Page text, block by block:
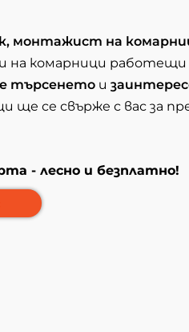
монтажист на
комарници работещи
търсенето и
ще се свърже с вас за
- лесно и безплатно!